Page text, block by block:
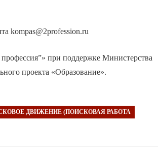
kompas@2profession.ru
при поддержке Министерства
проекта «Образование».
ДВИЖЕНИЕ (ПОИСКОВАЯ РАБОТА